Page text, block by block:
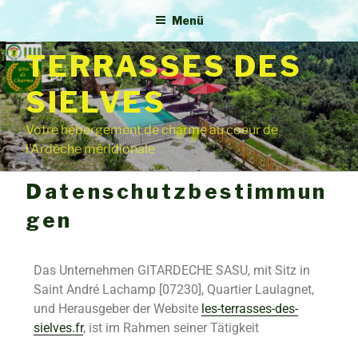
GITE 4**** – LES
TERRASSES DES
SIELVES
Votre hébergement de charme au coeur de
l'Ardèche méridionale
Menü
Datenschutzbestimmun
gen
Das Unternehmen GITARDECHE SASU, mit Sitz in
Saint André Lachamp [07230], Quartier Laulagnet,
und Herausgeber der Website les-terrasses-des-
sielves.fr, ist im Rahmen seiner Tätigkeit